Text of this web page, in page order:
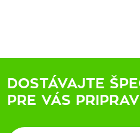
DOSTÁVAJTE
PRE VÁS